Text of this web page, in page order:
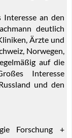
Interesse an den
deutlich
Ärzte und
Norwegen,
auf die
Interesse
und den
Forschung +